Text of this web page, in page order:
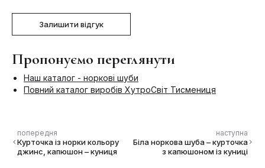
Залишити відгук
Пропонуємо переглянути
Наш каталог - норкові шуби
Повний каталог виробів ХутроСвіт Тисмениця
попередня
Курточка із норки кольору
джинс, капюшон – куниця
наступна
Біла норкова шуба – курточка
з капюшоном із куниці